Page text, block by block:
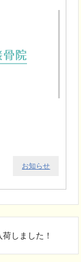
お知らせ
しました！